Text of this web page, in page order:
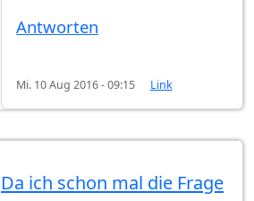
Antworten
Mi. 10 Aug 2016 - 09:15 Link
Da ich schon mal die Frage